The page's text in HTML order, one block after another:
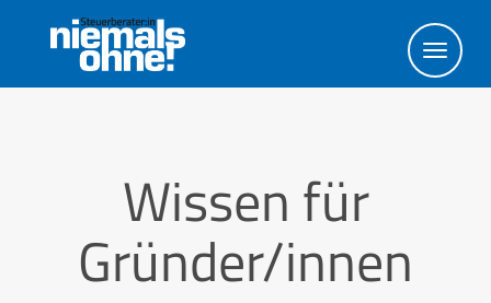
Wissen für
Gründer/innen